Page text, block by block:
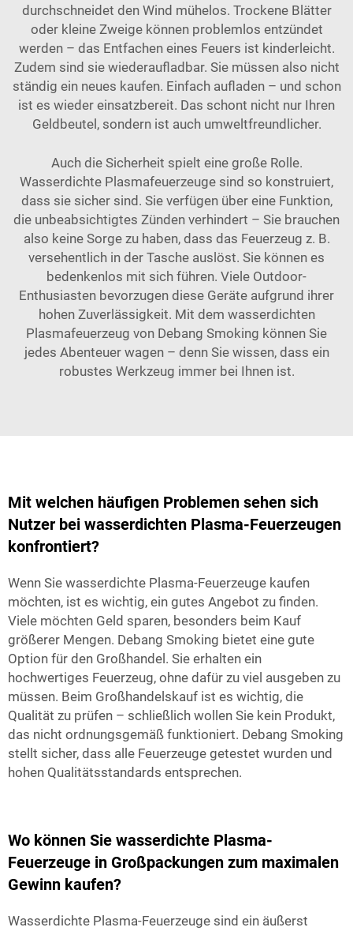
durchschneidet den Wind mühelos. Trockene Blätter
oder kleine Zweige können problemlos entzündet
werden – das Entfachen eines Feuers ist kinderleicht.
Zudem sind sie wiederaufladbar. Sie müssen also nicht
ständig ein neues kaufen. Einfach aufladen – und schon
ist es wieder einsatzbereit. Das schont nicht nur Ihren
Geldbeutel, sondern ist auch umweltfreundlicher.
Auch die Sicherheit spielt eine große Rolle.
Wasserdichte Plasmafeuerzeuge sind so konstruiert,
dass sie sicher sind. Sie verfügen über eine Funktion,
die unbeabsichtigtes Zünden verhindert – Sie brauchen
also keine Sorge zu haben, dass das Feuerzeug z. B.
versehentlich in der Tasche auslöst. Sie können es
bedenkenlos mit sich führen. Viele Outdoor-
Enthusiasten bevorzugen diese Geräte aufgrund ihrer
hohen Zuverlässigkeit. Mit dem wasserdichten
Plasmafeuerzeug von Debang Smoking können Sie
jedes Abenteuer wagen – denn Sie wissen, dass ein
robustes Werkzeug immer bei Ihnen ist.
Mit welchen häufigen Problemen sehen sich
Nutzer bei wasserdichten Plasma-Feuerzeugen
konfrontiert?
Wenn Sie wasserdichte Plasma-Feuerzeuge kaufen
möchten, ist es wichtig, ein gutes Angebot zu finden.
Viele möchten Geld sparen, besonders beim Kauf
größerer Mengen. Debang Smoking bietet eine gute
Option für den Großhandel. Sie erhalten ein
hochwertiges Feuerzeug, ohne dafür zu viel ausgeben zu
müssen. Beim Großhandelskauf ist es wichtig, die
Qualität zu prüfen – schließlich wollen Sie kein Produkt,
das nicht ordnungsgemäß funktioniert. Debang Smoking
stellt sicher, dass alle Feuerzeuge getestet wurden und
hohen Qualitätsstandards entsprechen.
Wo können Sie wasserdichte Plasma-
Feuerzeuge in Großpackungen zum maximalen
Gewinn kaufen?
Wasserdichte Plasma-Feuerzeuge sind ein äußerst